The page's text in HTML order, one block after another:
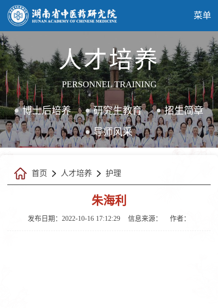
菜单
人才培养
PERSONNEL TRAINING
博士后培养 研究生教育
招生简章
导师风采
首页 人才培养 护理
朱海利
发布日期：2022-10-16 17:12:29 信息来源： 作者：